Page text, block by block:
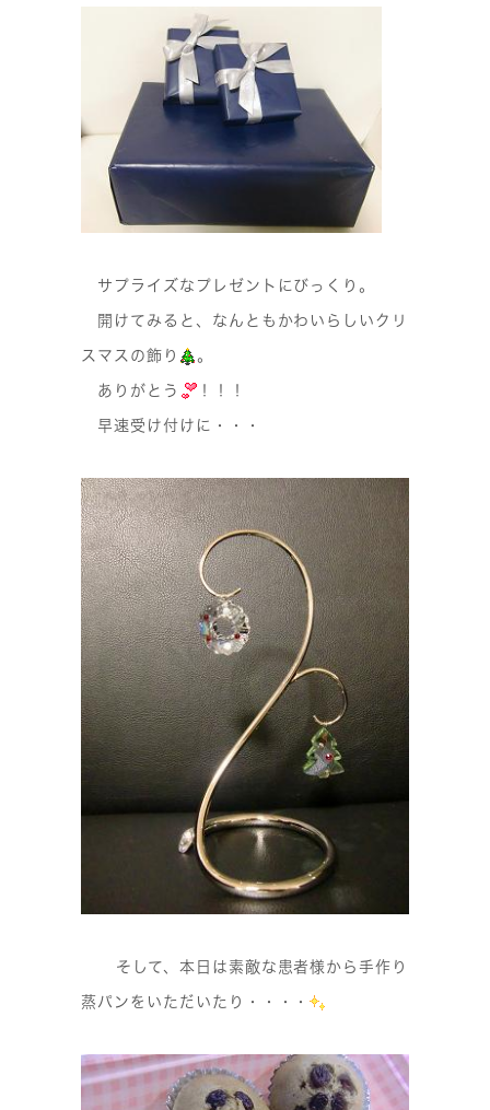
サプライズなプレゼントにびっくり。
開けてみると、なんともかわいらしいクリ
スマスの飾り 。
ありがとう ！！！
早速受け付けに・・・
そして、本日は素敵な患者様から手作り
蒸パンをいただいたり・・・・